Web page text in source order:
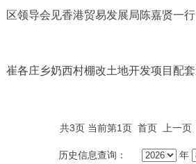
区领导会见香港贸易发展局陈嘉贤一行
共3页 当前第1页 首页 上一页
历史信息查询： 年